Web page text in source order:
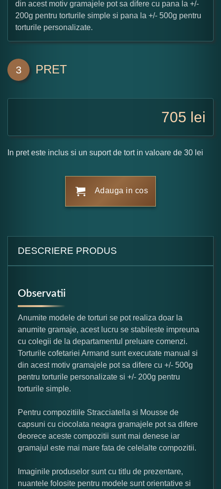
din acest motiv gramajele pot sa difere cu pana la +/-
200g pentru torturile simple si pana la +/- 500g pentru
torturile personalizate.
3 PRET
705 lei
In pret este inclus si un suport de tort in valoare de 30 lei
Adauga in cos
DESCRIERE PRODUS
Observatii
Anumite modele de torturi se pot realiza doar la
anumite gramaje, acest lucru se stabileste impreuna
cu colegii de la departamentul preluare comenzi.
Torturile cofetariei Armand sunt executate manual si
din acest motiv gramajele pot sa difere cu +/- 500g
pentru torturile personalizate si +/- 200g pentru
torturile simple.
Pentru compozitiile Stracciatella si Mousse de
capsuni cu ciocolata neagra gramajele pot sa difere
deorece aceste compozitii sunt mai denese iar
gramajul este mai mare fata de celelalte compozitii.
Imaginile produselor sunt cu titlu de prezentare,
nuantele folosite pentru modele sunt orientative si